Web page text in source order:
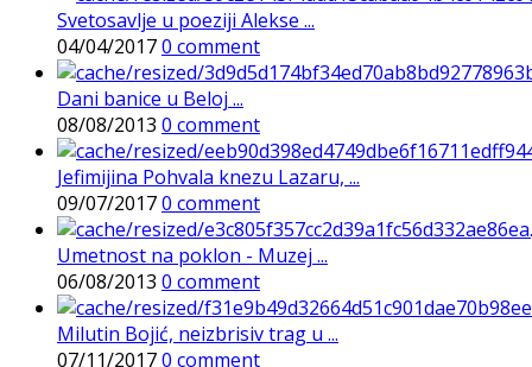
Svetosavlje u poeziji Alekse ...
04/04/20170 comment
Dani banice u Beloj ...
08/08/2013 0 comment
Jefimijina Pohvala knezu Lazaru, ...
09/07/20170 comment
Umetnost na poklon - Muzej ...
06/08/2013 0 comment
Milutin Bojić, neizbrisiv trag u ...
07/11/20170 comment